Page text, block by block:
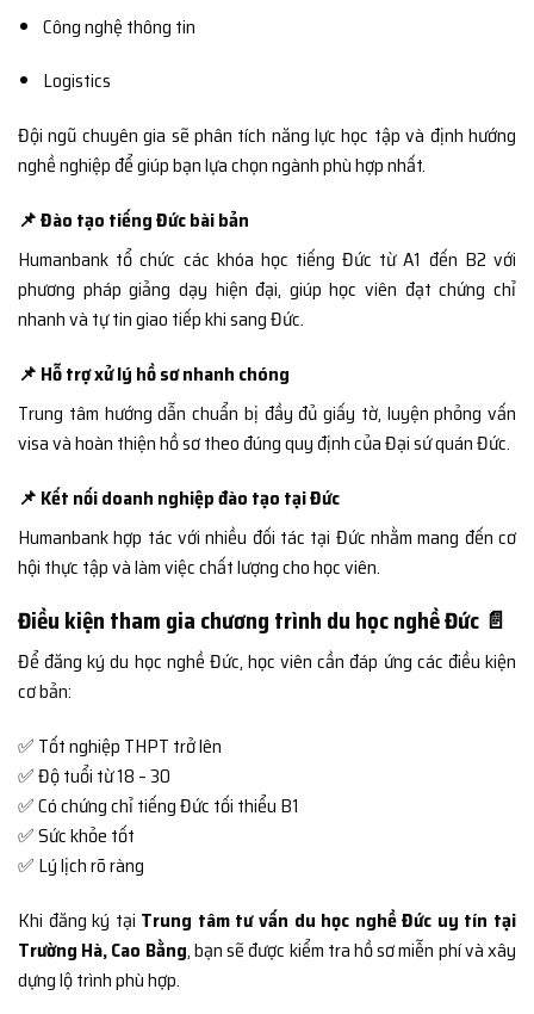
Công nghệ thông tin
Logistics
Đội ngũ chuyên gia sẽ phân tích năng lực học tập và định hướng
nghề nghiệp để giúp bạn lựa chọn ngành phù hợp nhất.
📌 Đào tạo tiếng Đức bài bản
Humanbank tổ chức các khóa học tiếng Đức từ A1 đến B2 với
phương pháp giảng dạy hiện đại, giúp học viên đạt chứng chỉ
nhanh và tự tin giao tiếp khi sang Đức.
📌 Hỗ trợ xử lý hồ sơ nhanh chóng
Trung tâm hướng dẫn chuẩn bị đầy đủ giấy tờ, luyện phỏng vấn
visa và hoàn thiện hồ sơ theo đúng quy định của Đại sứ quán Đức.
📌 Kết nối doanh nghiệp đào tạo tại Đức
Humanbank hợp tác với nhiều đối tác tại Đức nhằm mang đến cơ
hội thực tập và làm việc chất lượng cho học viên.
Điều kiện tham gia chương trình du học nghề Đức 📄
Để đăng ký du học nghề Đức, học viên cần đáp ứng các điều kiện
cơ bản:
✅ Tốt nghiệp THPT trở lên
✅ Độ tuổi từ 18 – 30
✅ Có chứng chỉ tiếng Đức tối thiểu B1
✅ Sức khỏe tốt
✅ Lý lịch rõ ràng
Khi đăng ký tại Trung tâm tư vấn du học nghề Đức uy tín tại
Trường Hà, Cao Bằng, bạn sẽ được kiểm tra hồ sơ miễn phí và xây
dựng lộ trình phù hợp.